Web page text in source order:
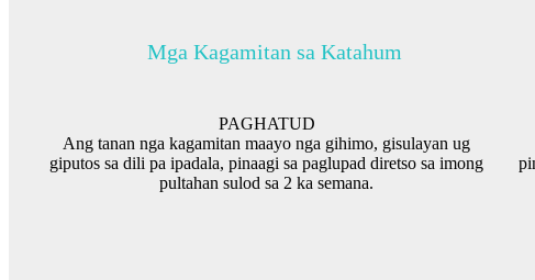
Mga Kagamitan sa Katahum
PAGHATUD
Ang tanan nga kagamitan maayo nga gihimo, gisulayan ug
giputos sa dili pa ipadala, pinaagi sa paglupad diretso sa imong
pultahan sulod sa 2 ka semana.